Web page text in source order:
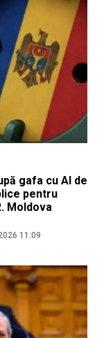
gafa cu AI de
pentru
Moldova
11:09